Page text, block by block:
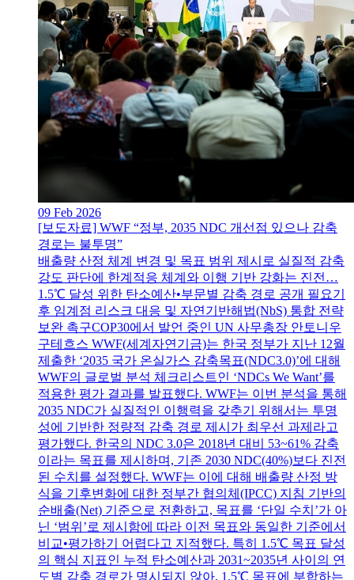
09 Feb 2026
[보도자료] WWF “정부, 2035 NDC 개선점 있으나 감축
경로는 불투명”
배출량 산정 체계 변경 및 목표 범위 제시로 실질적 감축
강도 판단에 한계적응 체계와 이행 기반 강화는 진전…
1.5℃ 달성 위한 탄소예산•부문별 감축 경로 공개 필요기
후 임계점 리스크 대응 및 자연기반해법(NbS) 통합 전략
보완 촉구COP30에서 발언 중인 UN 사무총장 안토니우
구테흐스 WWF(세계자연기금)는 한국 정부가 지난 12월
제출한 ‘2035 국가 온실가스 감축목표(NDC3.0)’에 대해
WWF의 글로벌 분석 체크리스트인 ‘NDCs We Want’를
적용한 평가 결과를 발표했다. WWF는 이번 분석을 통해
2035 NDC가 실질적인 이행력을 갖추기 위해서는 투명
성에 기반한 정량적 감축 경로 제시가 최우선 과제라고
평가했다. 한국의 NDC 3.0은 2018년 대비 53~61% 감축
이라는 목표를 제시하며, 기존 2030 NDC(40%)보다 진전
된 수치를 설정했다. WWF는 이에 대해 배출량 산정 방
식을 기후변화에 대한 정부간 협의체(IPCC) 지침 기반의
순배출(Net) 기준으로 전환하고, 목표를 ‘단일 수치’가 아
닌 ‘범위’로 제시함에 따라 이전 목표와 동일한 기준에서
비교•평가하기 어렵다고 지적했다. 특히 1.5℃ 목표 달성
의 핵심 지표인 누적 탄소예산과 2031~2035년 사이의 연
도별 감축 경로가 명시되지 않아, 1.5℃ 목표에 부합하는